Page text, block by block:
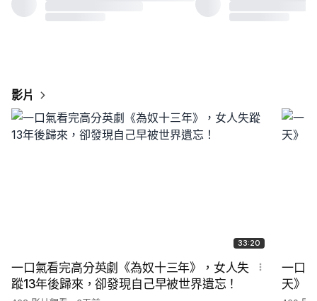
影片
33:20
一口氣看完高分英劇《為奴十三年》，女人失
蹤13年後歸來，卻發現自己早被世界遺忘！
一口
天》